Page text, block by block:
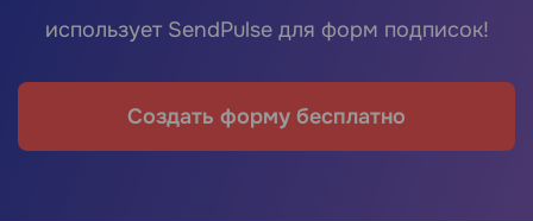
использует SendPulse для форм подписок!
Создать форму бесплатно